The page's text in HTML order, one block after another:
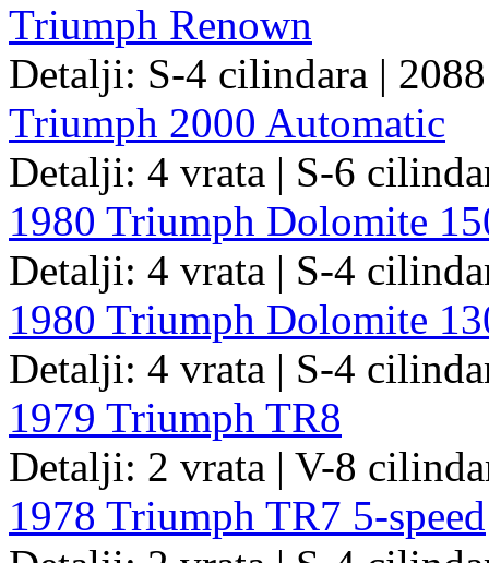
Triumph Renown
Detalji: S-4 cilindara |
Triumph 2000 Automatic
Detalji: 4 vrata | S-6
1980 Triumph Dolomite
Detalji: 4 vrata | S-4
1980 Triumph Dolomite
Detalji: 4 vrata | S-4
1979 Triumph TR8
Detalji: 2 vrata | V-8
1978 Triumph TR7 5-speed